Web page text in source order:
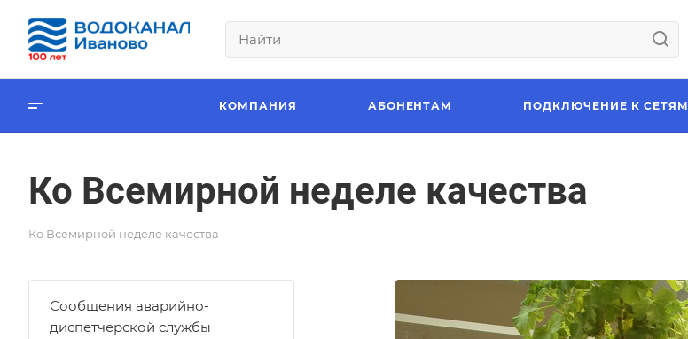
КОМПАНИЯ АБОНЕНТАМ ПОДКЛЮЧЕНИЕ К СЕТЯМ
Ко Всемирной неделе качества
Ко Всемирной неделе качества
Сообщения аварийно-
диспетчерской службы